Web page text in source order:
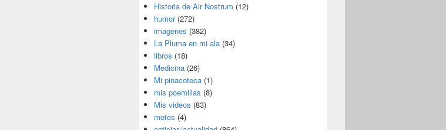
Historia de Air Nostrum (12)
humor(272)
imagenes (382)
La Pluma en mi ala (34)
libros (18)
Medicina (26)
Mi pinacoteca (1)
mis poemillas (8)
Mis videos (83)
motes (4)